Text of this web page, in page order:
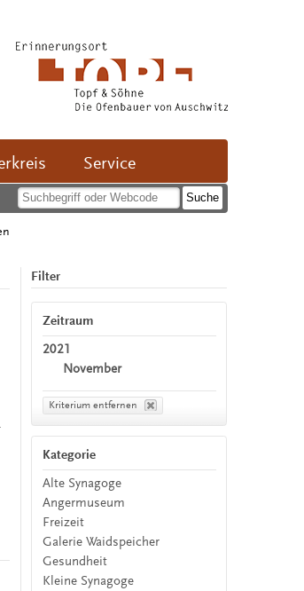
Service
Filter
Zeitraum
2021
November
Kriterium entfernen
Kategorie
Alte Synagoge
Angermuseum
Freizeit
Galerie Waidspeicher
Gesundheit
Kleine Synagoge